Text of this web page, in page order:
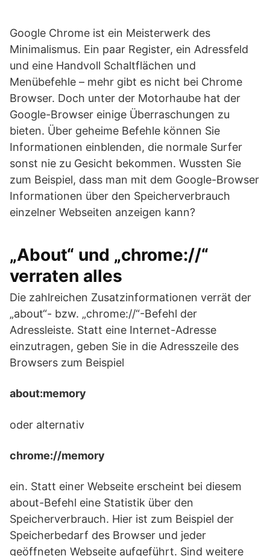
Google Chrome ist ein Meisterwerk des
Minimalismus. Ein paar Register, ein Adressfeld
und eine Handvoll Schaltflächen und
Menübefehle – mehr gibt es nicht bei Chrome
Browser. Doch unter der Motorhaube hat der
Google-Browser einige Überraschungen zu
bieten. Über geheime Befehle können Sie
Informationen einblenden, die normale Surfer
sonst nie zu Gesicht bekommen. Wussten Sie
zum Beispiel, dass man mit dem Google-Browser
Informationen über den Speicherverbrauch
einzelner Webseiten anzeigen kann?
„About“ und „chrome://“
verraten alles
Die zahlreichen Zusatzinformationen verrät der
„about“- bzw. „chrome://“-Befehl der
Adressleiste. Statt eine Internet-Adresse
einzutragen, geben Sie in die Adresszeile des
Browsers zum Beispiel
about:memory
oder alternativ
chrome://memory
ein. Statt einer Webseite erscheint bei diesem
about-Befehl eine Statistik über den
Speicherverbrauch. Hier ist zum Beispiel der
Speicherbedarf des Browser und jeder
geöffneten Webseite aufgeführt. Sind weitere